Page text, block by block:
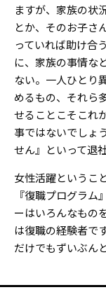
ますが、家族の状
とか、そのお子さ
っていれば助け合
に、家族の事情な
ない。一人ひとり
めるもの、それら
せることこそこれ
事ではないでしょ
せん』といって退
女性活躍というこ
『復職プログラ
ーはいろんなもの
は復職の経験者で
だけでもずいぶん